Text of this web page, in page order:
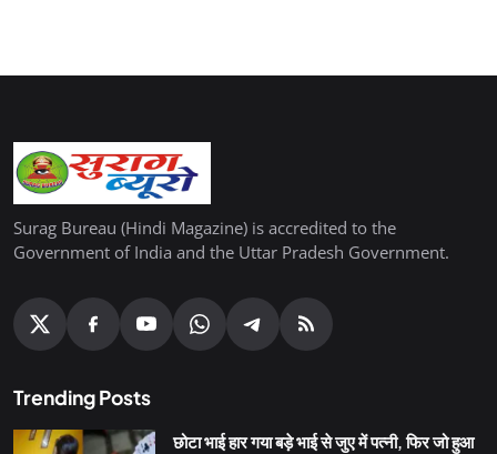
Surag Bureau (Hindi Magazine) is accredited to the
Government of India and the Uttar Pradesh Government.
Trending Posts
छोटा भाई हार गया बड़े भाई से जुए में पत्नी, फिर जो हुआ